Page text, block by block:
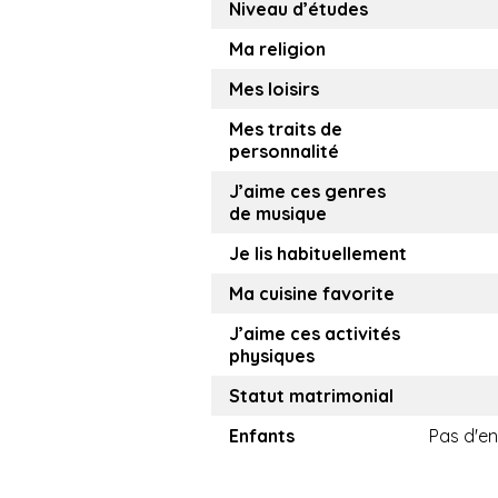
Niveau d’études
Ma religion
Mes loisirs
Mes traits de
personnalité
J’aime ces genres
de musique
Je lis habituellement
Ma cuisine favorite
J’aime ces activités
physiques
Statut matrimonial
Enfants
Pas